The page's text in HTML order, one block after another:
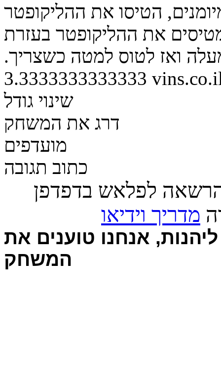
הטיסו את ההליקופטר
את ההליקופטר בעזרת
ואז לטוס למטה כשצריך.
3.3333333333333
שינוי גודל
דרג את המשחק
מועדפים
כתוב תגובה
לפלאש בדפדפן
מדריך וידיאו
אנחנו טוענים את
המשחק